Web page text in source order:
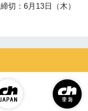
締切：6月13日（木）